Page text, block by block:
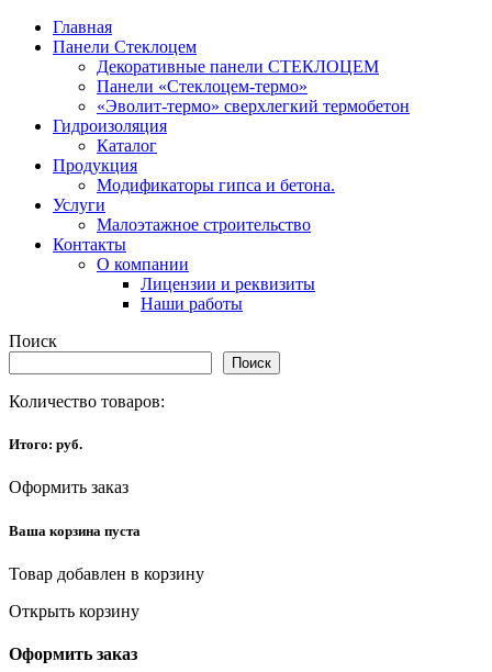
Главная
Панели Стеклоцем
Декоративные панели СТЕКЛОЦЕМ
Панели «Стеклоцем-термо»
«Эволит-термо» сверхлегкий термобетон
Гидроизоляция
Каталог
Продукция
Модификаторы гипса и бетона.
Услуги
Малоэтажное строительство
Контакты
О компании
Лицензии и реквизиты
Наши работы
Поиск
Поиск
Количество товаров:
Итого: руб.
Оформить заказ
Ваша корзина пуста
Товар добавлен в корзину
Открыть корзину
Оформить заказ